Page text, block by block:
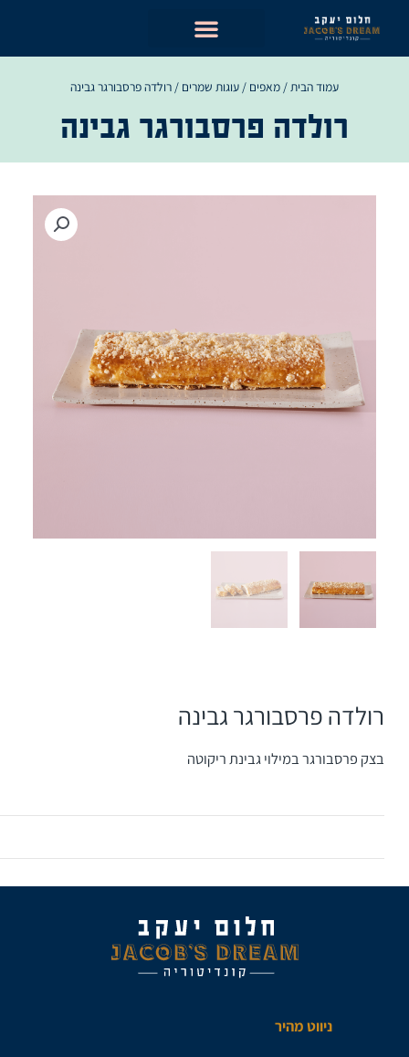
עמוד הבית/ מאפים / עוגות שמרים / רולדה פרסבורגר גבינה
רולדה פרסבורגר גבינה
רולדה פרסבורגר גבינה
בצק פרסבורגר במילוי גבינת ריקוטה
ניווט מהיר